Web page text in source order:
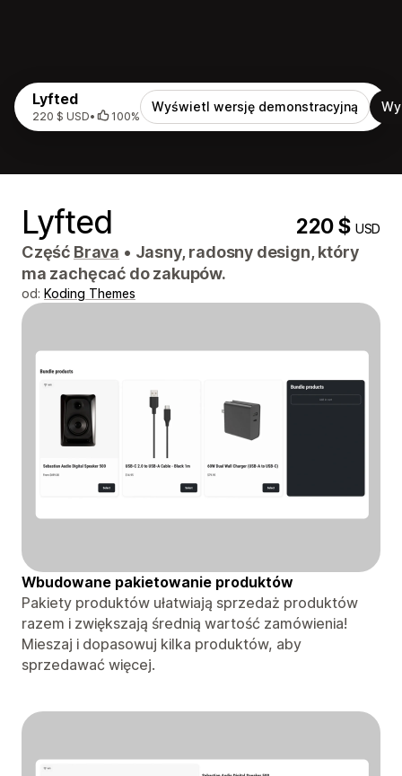
Lyfted
220 $ USD• 100%
Wyświetl wersję demonstracyjną
Lyfted 220 $USD
Część Brava • Jasny, radosny design, który
ma zachęcać do zakupów.
od: Koding Themes
Wbudowane pakietowanie produktów
Pakiety produktów ułatwiają sprzedaż produktów
razem i zwiększają średnią wartość zamówienia!
Mieszaj i dopasowuj kilka produktów, aby
sprzedawać więcej.